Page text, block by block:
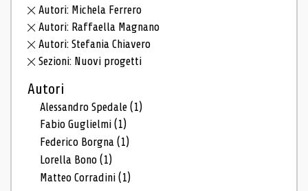
Autori: Michela Ferrero
Autori: Raffaella Magnano
Autori: Stefania Chiavero
Sezioni: Nuovi progetti
Autori
Alessandro Spedale(1)
Fabio Guglielmi(1)
Federico Borgna(1)
Lorella Bono(1)
Matteo Corradini(1)